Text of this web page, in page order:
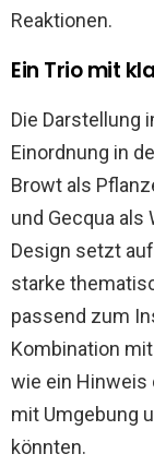
Reaktionen.
Ein Trio mit
Die Darstellung
Einordnung in
Browt als
und Gecqua als
Design setzt
starke
passend zum
Kombination
wie ein Hinweis
mit Umgebung
könnten.